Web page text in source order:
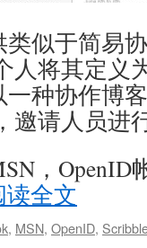
类似于简易
人将其定义
一种协作博
邀请人员进
，
读全文
, MSN, OpenID,